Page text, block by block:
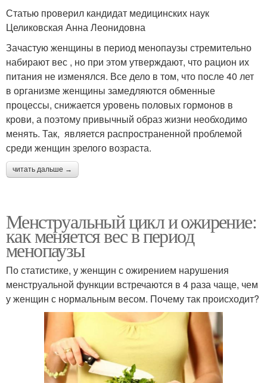
Статью проверил кандидат медицинских наук
Целиковская Анна Леонидовна
Зачастую женщины в период менопаузы стремительно
набирают вес , но при этом утверждают, что рацион их
питания не изменялся. Все дело в том, что после 40 лет
в организме женщины замедляются обменные
процессы, снижается уровень половых гормонов в
крови, а поэтому привычный образ жизни необходимо
менять. Так, является распространенной проблемой
среди женщин зрелого возраста.
читать дальше →
Менструальный цикл и ожирение:
как меняется вес в период
менопаузы
По статистике, у женщин с ожирением нарушения
менструальной функции встречаются в 4 раза чаще, чем
у женщин с нормальным весом. Почему так происходит?